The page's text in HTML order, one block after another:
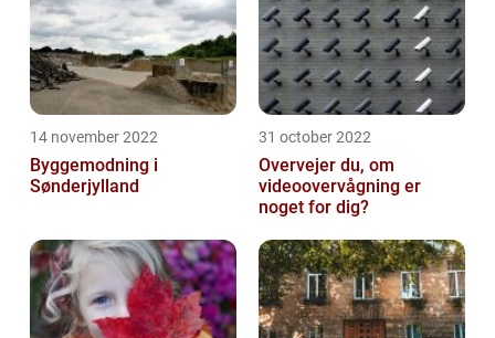
14 november 2022
Byggemodning i
Sønderjylland
31 october 2022
Overvejer du, om
videoovervågning er
noget for dig?